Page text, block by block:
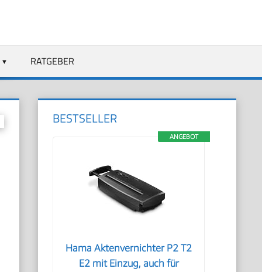
RATGEBER
BESTSELLER
ANGEBOT
Hama Aktenvernichter P2 T2
E2 mit Einzug, auch für